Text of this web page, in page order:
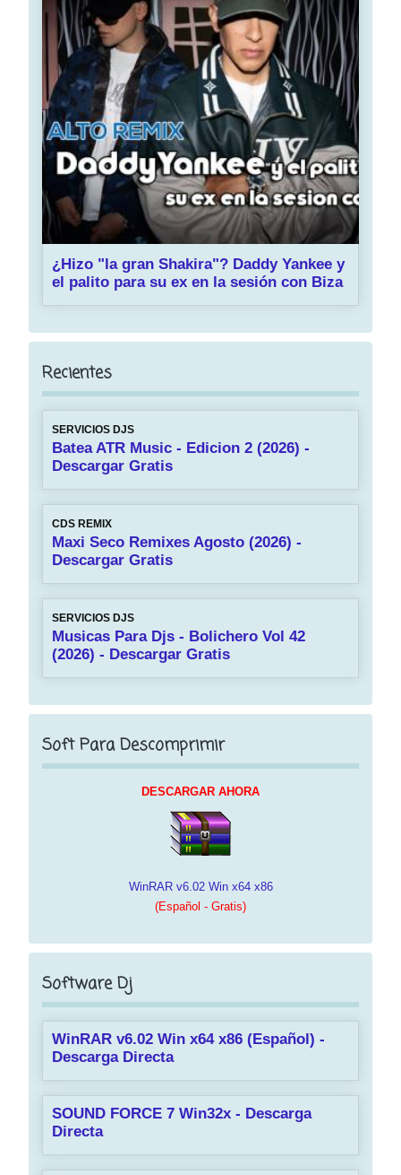
¿Hizo "la gran Shakira"? Daddy Yankee y
el palito para su ex en la sesión con Biza
Recientes
SERVICIOS DJS
Batea ATR Music - Edicion 2 (2026) -
Descargar Gratis
CDS REMIX
Maxi Seco Remixes Agosto (2026) -
Descargar Gratis
SERVICIOS DJS
Musicas Para Djs - Bolichero Vol 42
(2026) - Descargar Gratis
Soft Para Descomprimir
DESCARGAR AHORA
WinRAR v6.02 Win x64 x86
(Español - Gratis)
Software Dj
WinRAR v6.02 Win x64 x86 (Español) -
Descarga Directa
SOUND FORCE 7 Win32x - Descarga
Directa